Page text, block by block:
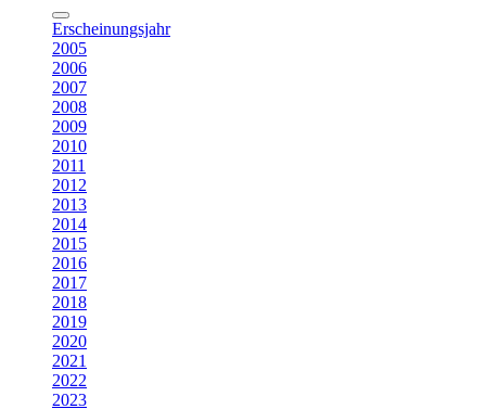
Erscheinungsjahr
2005
2006
2007
2008
2009
2010
2011
2012
2013
2014
2015
2016
2017
2018
2019
2020
2021
2022
2023